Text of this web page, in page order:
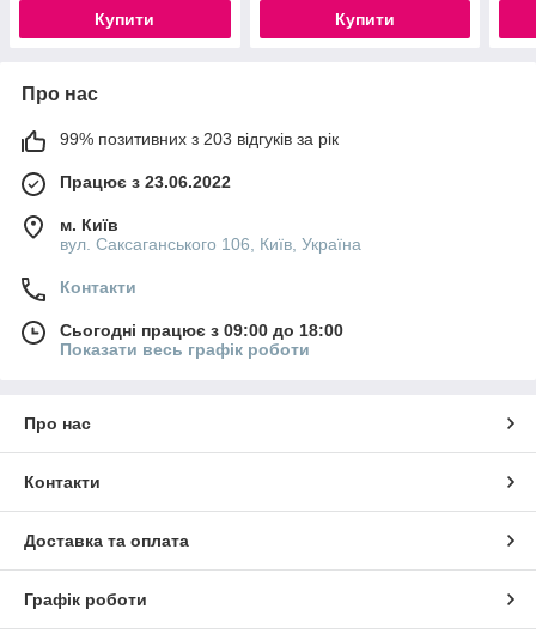
Купити Купити
Про нас
99% позитивних з 203 відгуків за рік
Працює з 23.06.2022
м. Київ
вул. Саксаганського 106, Київ, Україна
Контакти
Сьогодні працює з 09:00 до 18:00
Показати весь графік роботи
Про нас
Контакти
Доставка та оплата
Графік роботи